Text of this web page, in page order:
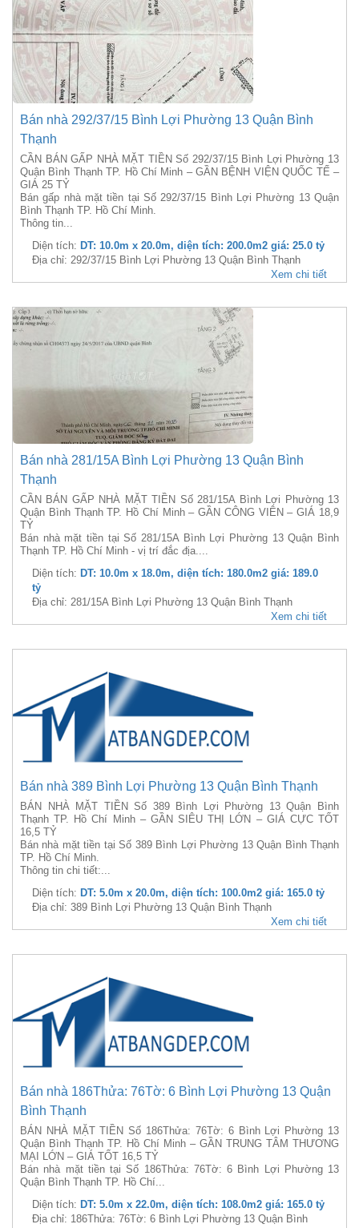
Bán nhà 292/37/15 Bình Lợi Phường 13 Quận Bình
Thạnh
CẦN BÁN GẤP NHÀ MẶT TIỀN Số 292/37/15 Bình Lợi Phường 13
Quận Bình Thạnh TP. Hồ Chí Minh – GẦN BỆNH VIỆN QUỐC TẾ –
GIÁ 25 TỶ
Bán gấp nhà mặt tiền tại Số 292/37/15 Bình Lợi Phường 13 Quận
Bình Thạnh TP. Hồ Chí Minh.
Thông tin...
Diện tích: DT: 10.0m x 20.0m, diện tích: 200.0m2 giá: 25.0 tỷ
Địa chỉ: 292/37/15 Bình Lợi Phường 13 Quận Bình Thạnh
Xem chi tiết
Bán nhà 281/15A Bình Lợi Phường 13 Quận Bình
Thạnh
CẦN BÁN GẤP NHÀ MẶT TIỀN Số 281/15A Bình Lợi Phường 13
Quận Bình Thạnh TP. Hồ Chí Minh – GẦN CÔNG VIÊN – GIÁ 18,9
TỶ
Bán nhà mặt tiền tại Số 281/15A Bình Lợi Phường 13 Quận Bình
Thạnh TP. Hồ Chí Minh - vị trí đắc địa....
Diện tích: DT: 10.0m x 18.0m, diện tích: 180.0m2 giá: 189.0
tỷ
Địa chỉ: 281/15A Bình Lợi Phường 13 Quận Bình Thạnh
Xem chi tiết
Bán nhà 389 Bình Lợi Phường 13 Quận Bình Thạnh
BÁN NHÀ MẶT TIỀN Số 389 Bình Lợi Phường 13 Quận Bình
Thạnh TP. Hồ Chí Minh – GẦN SIÊU THỊ LỚN – GIÁ CỰC TỐT
16,5 TỶ
Bán nhà mặt tiền tại Số 389 Bình Lợi Phường 13 Quận Bình Thạnh
TP. Hồ Chí Minh.
Thông tin chi tiết:...
Diện tích: DT: 5.0m x 20.0m, diện tích: 100.0m2 giá: 165.0 tỷ
Địa chỉ: 389 Bình Lợi Phường 13 Quận Bình Thạnh
Xem chi tiết
Bán nhà 186Thửa: 76Tờ: 6 Bình Lợi Phường 13 Quận
Bình Thạnh
BÁN NHÀ MẶT TIỀN Số 186Thửa: 76Tờ: 6 Bình Lợi Phường 13
Quận Bình Thạnh TP. Hồ Chí Minh – GẦN TRUNG TÂM THƯƠNG
MẠI LỚN – GIÁ TỐT 16,5 TỶ
Bán nhà mặt tiền tại Số 186Thửa: 76Tờ: 6 Bình Lợi Phường 13
Quận Bình Thạnh TP. Hồ Chí...
Diện tích: DT: 5.0m x 22.0m, diện tích: 108.0m2 giá: 165.0 tỷ
Địa chỉ: 186Thửa: 76Tờ: 6 Bình Lợi Phường 13 Quận Bình